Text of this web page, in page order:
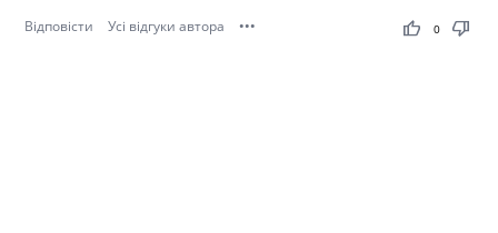
Відповісти Усі відгуки автора ••• thumb_up thumb_down
0